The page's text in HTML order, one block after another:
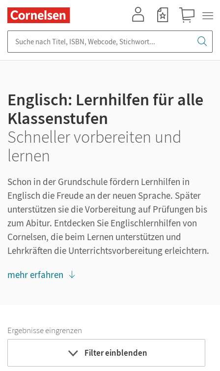
Englisch: Lernhilfen für alle
Klassenstufen
Schneller vorbereiten und
lernen
Schon in der Grundschule fördern Lernhilfen in
Englisch die Freude an der neuen Sprache. Später
unterstützen sie die Vorbereitung auf Prüfungen bis
zum Abitur. Entdecken Sie Englischlernhilfen von
Cornelsen, die beim Lernen unterstützen und
Lehrkräften die Unterrichtsvorbereitung erleichtern.
mehr erfahren
Ergebnisse eingrenzen
Filter einblenden